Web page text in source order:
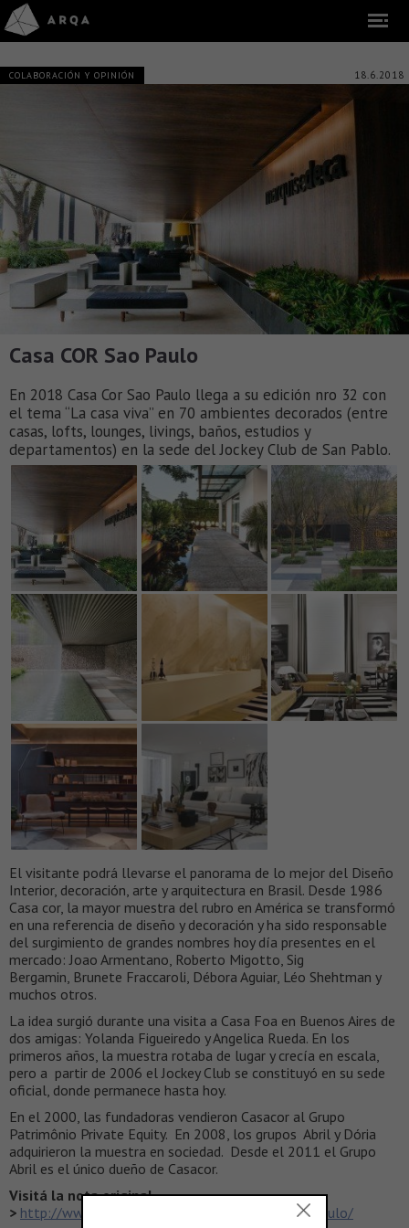
COLABORACIÓN Y OPINIÓN 18.6.2018
Casa COR Sao Paulo
En 2018 Casa Cor Sao Paulo llega a su edición nro 32 con
el tema “La casa viva” en 70 ambientes decorados (entre
casas, lofts, lounges, livings, baños, estudios y
departamentos) en la sede del Jockey Club de San Pablo.
El visitante podrá llevarse el panorama de lo mejor del Diseño
Interior, decoración, arte y arquitectura en Brasil. Desde 1986
Casa cor, la mayor muestra del rubro en América se transformó
en una referencia de diseño y decoración y ha sido responsable
del surgimiento de grandes nombres hoy día presentes en el
mercado: Joao Armentano, Roberto Migotto, Sig
Bergamin, Brunete Fraccaroli, Débora Aguiar, Léo Shehtman y
muchos otros.
La idea surgió durante una visita a Casa Foa en Buenos Aires de
dos amigas: Yolanda Figueiredo y Angelica Rueda. En los
primeros años, la muestra rotaba de lugar y crecía en escala,
pero a partir de 2006 el Jockey Club se constituyó en su sede
oficial, donde permanece hasta hoy.
En el 2000, las fundadoras vendieron Casacor al Grupo
Patrimônio Private Equity. En 2008, los grupos Abril y Dória
adquirieron la muestra en sociedad. Desde el 2011 el Grupo
Abril es el único dueño de Casacor.
Visitá la nota original
> http://www.dara.org.ar/index.php/casa-cor-sao-paulo/